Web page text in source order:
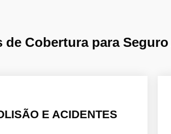
de Cobertura para
E ACIDENTES